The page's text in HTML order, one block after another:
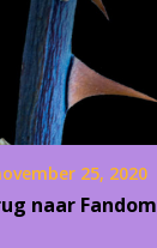
25, 2020
naar